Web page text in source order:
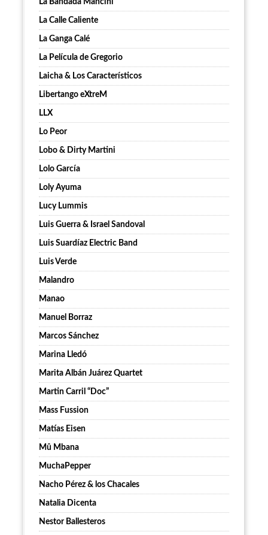
La Bandada Mancini
La Calle Caliente
La Ganga Calé
La Película de Gregorio
Laicha & Los Característicos
Libertango eXtreM
LLX
Lo Peor
Lobo & Dirty Martini
Lolo García
Loly Ayuma
Lucy Lummis
Luis Guerra & Israel Sandoval
Luis Suardíaz Electric Band
Luis Verde
Malandro
Manao
Manuel Borraz
Marcos Sánchez
Marina Lledó
Marita Albán Juárez Quartet
Martin Carril “Doc”
Mass Fussion
Matías Eisen
Mû Mbana
MuchaPepper
Nacho Pérez & los Chacales
Natalia Dicenta
Nestor Ballesteros